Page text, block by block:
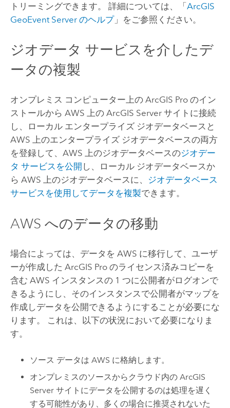
トリーミングできます。 詳細については、「ArcGIS
GeoEvent Serverのヘルプ」をご参照ください。
ジオデータ サービスを介したデ
ータの複製
オンプレミス コンピューター上の ArcGIS Proのイン
ストールから AWS 上の ArcGIS Serverサイトに接続
し、ローカル エンタープライズ ジオデータベースと
AWS 上のエンタープライズ ジオデータベースの両方
を登録して、 AWS 上のジオデータベースのジオデー
タ サービスを公開 し、ローカル ジオデータベースか
ら AWS 上のジオデータベースに、
ジオデータベース
サービスを使用してデータを複製できます。
AWS へのデータの移動
場合によっては、データを AWS に移行して、ユーザ
ーが作成した ArcGIS Proのライセンス済みコピーを
含む AWS インスタンスの 1 つに公開者がログオンで
きるようにし、そのインスタンスで公開者がマップを
作成しデータを公開できるようにすることが必要にな
ります。 これは、以下の状況において必要になりま
す。
ソース データはAWS に格納します。
オンプレミスのソースからクラウド内のArcGIS
Server サイトにデータを公開するのは処理を遅く
する可能性があり、多くの場合に推奨されないた